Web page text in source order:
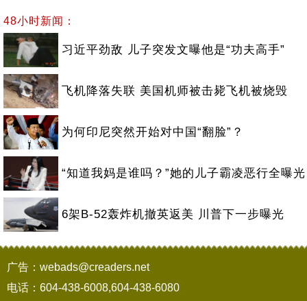
48小时新闻：
习近平劲敌 儿子突发文曝他是“功夫高手”
飞机降落失联 美国机师被击毙飞机被烧毁
为何印尼突然开始对中国“翻脸”？
“知道我妈是谁吗？”她的儿子霸凌恶行全曝光
6架B-52轰炸机撤英返美 川普下一步曝光
广告：webads@creaders.net
电话：604-438-6008,604-438-6080